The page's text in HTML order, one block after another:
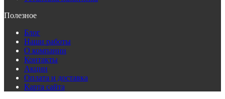
Полезное
Блог
Наши работы
О компании
Контакты
Акции
Оплата и доставка
Карта сайта